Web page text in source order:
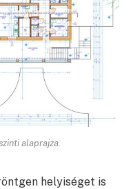
alaprajza.
helyiséget is